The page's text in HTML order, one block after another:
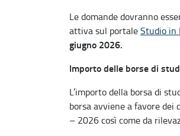
Le domande dovranno
attiva sul portaleStudio in
giugno 2026.
Importo delle borse di
L’importo della borsa di
borsa avviene a favore
– 2026 così come da